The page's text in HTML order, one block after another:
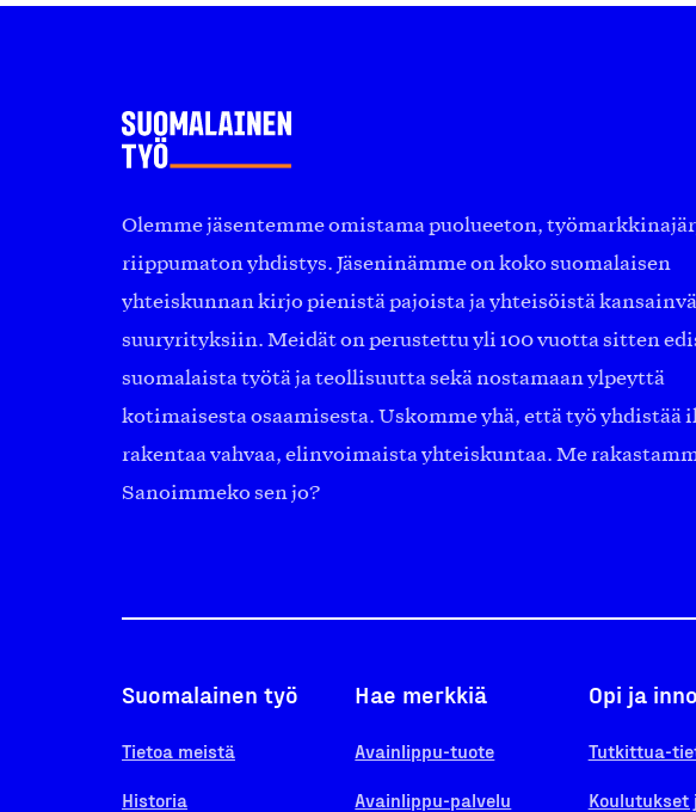
Olemme jäsentemme omistama puolueeton,
riippumaton yhdistys. Jäseninämme on koko suomalaisen
yhteiskunnan kirjo pienistä pajoista ja yhteisöistä
suuryrityksiin. Meidät on perustettu yli 100 vuotta sitten
suomalaista työtä ja teollisuutta sekä nostamaan ylpeyttä
kotimaisesta osaamisesta. Uskomme yhä, että työ yhdistää
rakentaa vahvaa, elinvoimaista yhteiskuntaa. Me
Sanoimmeko sen jo?
Suomalainen työ
Tietoa meistä
Historia
Hae merkkiä
Avainlippu-tuote
Avainlippu-palvelu
Opi ja
Tutkittua-
Koulutukset